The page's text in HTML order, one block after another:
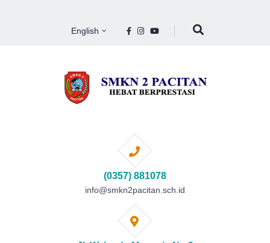
English
(0357) 881078
info@smkn2pacitan.sch.id